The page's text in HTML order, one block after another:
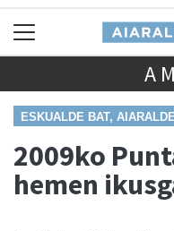
ESKUALDE BAT,
2009ko
hemen